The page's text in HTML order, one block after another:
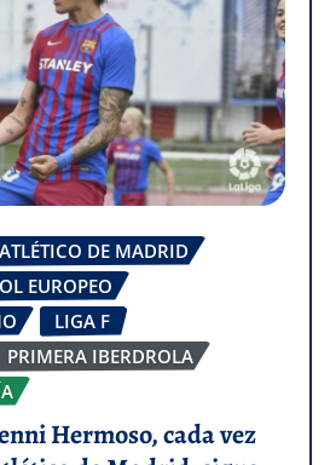
ATLÉTICO DE MADRID
EUROPEO
LIGA F
PRIMERA IBERDROLA
Hermoso, cada vez